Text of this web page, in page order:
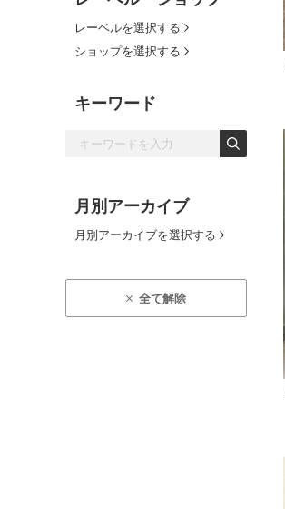
レーベルを選択する
ショップを選択する
キーワード
月別アーカイブ
月別アーカイブを選択する
全て解除